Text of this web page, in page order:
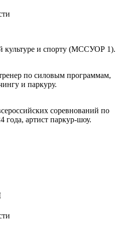
культуре и спорту (МССУОР 1).
по силовым программам,
и паркуру.
соревнований по
года, артист паркур-шоу.